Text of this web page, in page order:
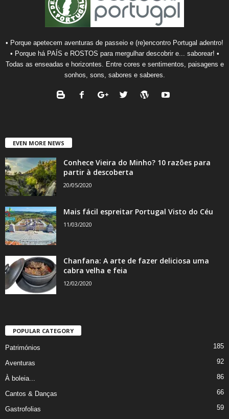
• Porque apetecem aventuras de passeio e (re)encontro Portugal adentro!
• Porque há PAÍS e ROSTOS para mergulhar descobrir e... saborear! •
Todas as enseadas e horizontes. Entre cores e sentimentos, paisagens e
sonhos, sons, sabores e saberes.
EVEN MORE NEWS
Conhece Vieira do Minho? 10 razões para
partir à descoberta
20/05/2020
Mais fácil espreitar Portugal Visto do Céu
11/03/2020
Chanfana: A arte de fazer deliciosa uma
cabra velha e feia
12/02/2020
POPULAR CATEGORY
Patrimónios 185
Aventuras 92
À boleia... 86
Cantos & Danças 66
Gastrofolias 59